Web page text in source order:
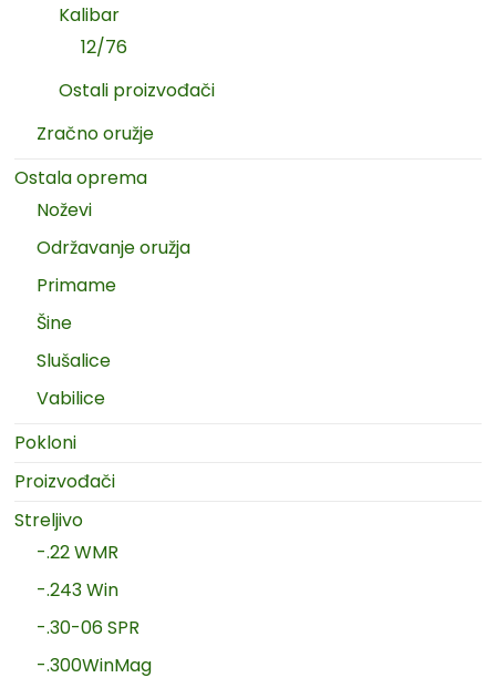
Kalibar
12/76
Ostali proizvođači
Zračno oružje
Ostala oprema
Noževi
Održavanje oružja
Primame
Šine
Slušalice
Vabilice
Pokloni
Proizvođači
Streljivo
-.22 WMR
-.243 Win
-.30-06 SPR
-.300WinMag